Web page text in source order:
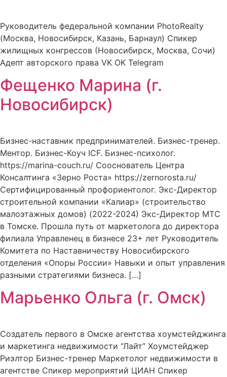
Руководитель федеральной компании PhotoRealty
(Москва, Новосибирск, Казань, Барнаул) Спикер
жилищных конгрессов (Новосибирск, Москва, Сочи)
Адепт авторского права VK OK Telegram
Фещенко Марина (г.
Новосибирск)
Бизнес-наставник предпринимателей. Бизнес-тренер.
Ментор. Бизнес-Коуч ICF. Бизнес-психолог.
https://marina-couch.ru/ Сооснователь Центра
Консалтинга «Зерно Роста» https://zernorosta.ru/
Сертифицированный профориентолог. Экс-Директор
строительной компании «Калиар» (строительство
малоэтажных домов) (2022-2024) Экс-Директор МТС
в Томске. Прошла путь от маркетолога до директора
филиала Управленец в бизнесе 23+ лет Руководитель
Комитета по Наставничеству Новосибирского
отделения «Опоры России» Навыки и опыт управления
разными стратегиями бизнеса. […]
Марьенко Ольга (г. Омск)
Создатель первого в Омске агентства хоумстейджинга
и маркетинга недвижимости “Лайт” Хоумстейджер
Риэлтор Бизнес-тренер Маркетолог недвижимости в
агентстве Спикер мероприятий ЦИАН Спикер